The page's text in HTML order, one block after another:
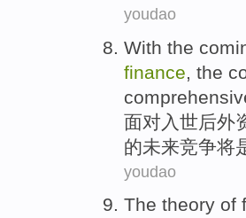
youdao
With the
finance , the
面对 入世后外
的未来竞争将
youdao
The theory of